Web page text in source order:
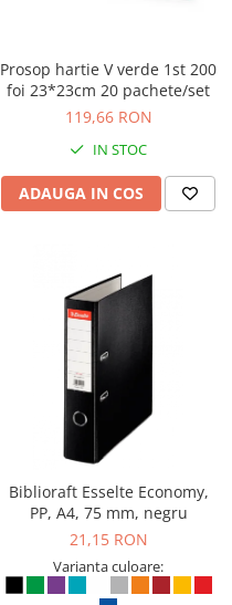
Prosop hartie V verde 1st 200
foi 23*23cm 20 pachete/set
119,66 RON
IN STOC
ADAUGA IN COS
Biblioraft Esselte Economy,
PP, A4, 75 mm, negru
21,15 RON
Varianta culoare: